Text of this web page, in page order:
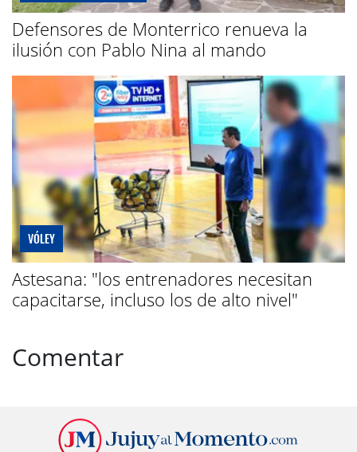
Defensores de Monterrico renueva la
ilusión con Pablo Nina al mando
VÓLEY
Astesana: "los entrenadores necesitan
capacitarse, incluso los de alto nivel"
Comentar